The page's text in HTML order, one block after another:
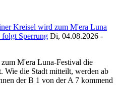
Kreisel wird zum M'era Luna
folgt Sperrung Di, 04.08.2026 -
M'era Luna-Festival die
Wie die Stadt mitteilt, werden ab
der B 1 von der A 7 kommend